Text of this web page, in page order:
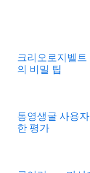
크리오로지벨트
의 비밀 팁
통영생굴 사용
한 평가